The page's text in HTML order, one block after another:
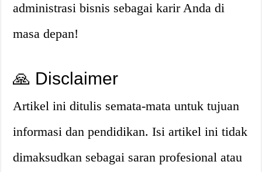
administrasi bisnis sebagai karir Anda di
masa depan!
🙏 Disclaimer
Artikel ini ditulis semata-mata untuk tujuan
informasi dan pendidikan. Isi artikel ini tidak
dimaksudkan sebagai saran profesional atau